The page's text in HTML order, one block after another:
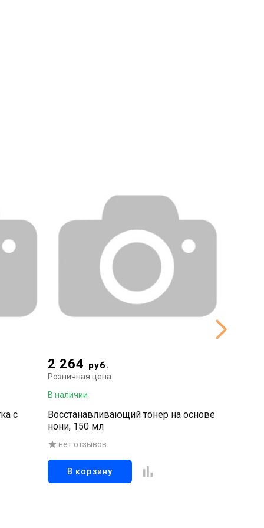
с
2 264 руб.
Розничная цена
В наличии
Восстанавливающий тонер на основе
нони, 150 мл
нет отзывов
В корзину